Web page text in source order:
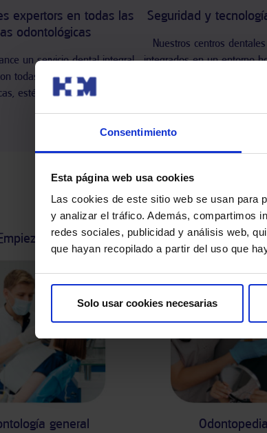
Consentimiento
Esta página web usa cookies
Las cookies de este sitio web se usan para
y analizar el tráfico. Además, compartimos
redes sociales, publicidad y análisis web,
que hayan recopilado a partir del uso que
Solo usar cookies necesarias
expertors en todas las
odontológicas
un servicio dental integral.
todas las especialidades
estéticas y funcionales.
Seguridad y
Nuestros centros
integrados en un entorno
cada día con una sonrisa y mantenla
general